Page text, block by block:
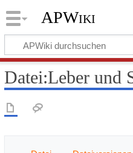
APWiki
Datei:Leber und